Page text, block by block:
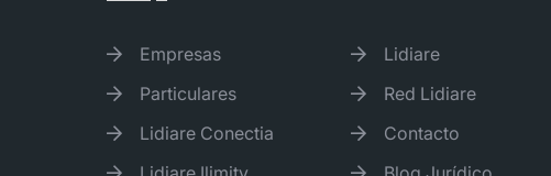
Empresas
Particulares
Lidiare Conectia
Lidiare
Red Lidiare
Contacto